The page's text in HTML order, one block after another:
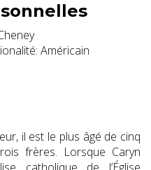
Américain
il est le plus âgé de cinq
frères. Lorsque Caryn